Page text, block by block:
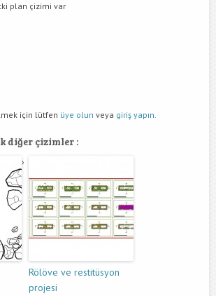
plan çizimi var
için lütfen üye olun veya giriş yapın.
diğer çizimler :
Rölöve ve restitüsyon
projesi